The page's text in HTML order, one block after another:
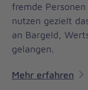
fremde
nutzen gezielt
an Bargeld,
gelangen.
Mehr erfahren